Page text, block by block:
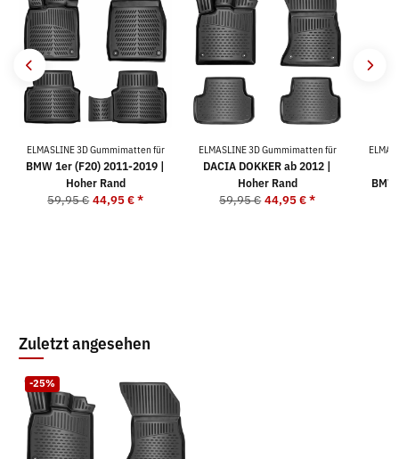
ELMASLINE 3D Gummimatten für
BMW 1er (F20) 2011-2019 |
Hoher Rand
59,95 € 44,95 €*
ELMASLINE 3D Gummimatten für
DACIA DOKKER ab 2012 |
Hoher Rand
59,95 € 44,95 €*
Zuletzt angesehen
-25%